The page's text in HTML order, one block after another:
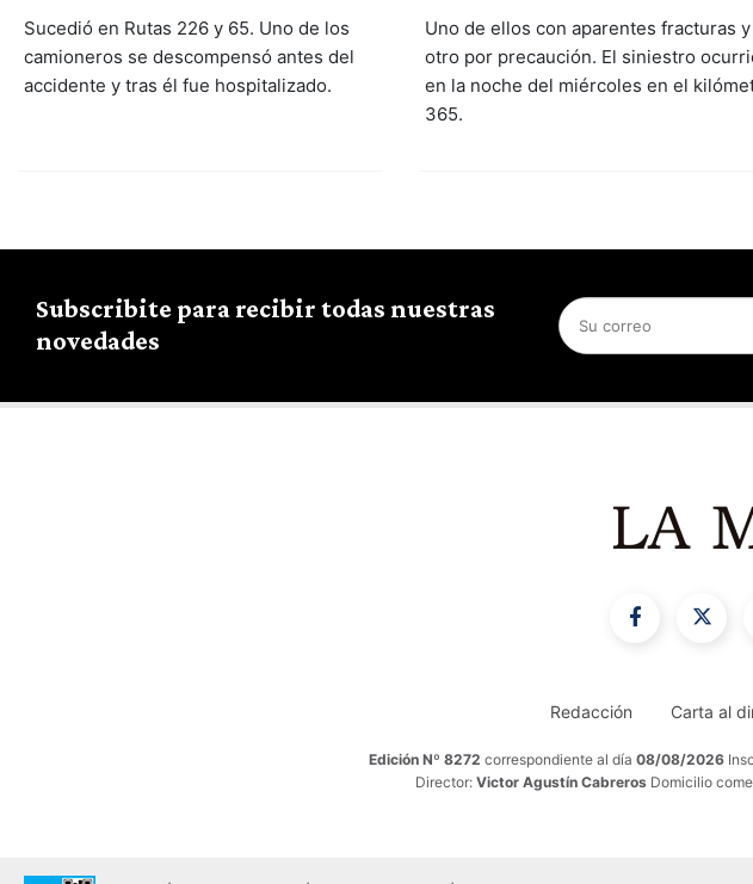
Sucedió en Rutas 226 y 65. Uno de los
camioneros se descompensó antes del
accidente y tras él fue hospitalizado.
Uno de ellos con aparentes fracturas
otro por precaución. El siniestro
en la noche del miércoles en el
365.
Subscribite para recibir todas nuestras
novedades
Redacción Carta al
Edición Nº 8272 correspondiente al día 08/08/2026
Director: Victor Agustín Cabreros Domicilio